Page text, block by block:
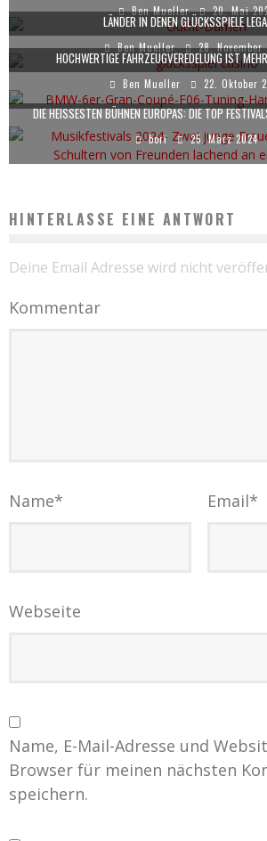
Ben Mueller 20. Mai
LÄNDER IN DENEN GLÜCKSSPIELE
Ben Mueller 28. November
HOCHWERTIGE FAHRZEUGVEREDELUNG IST
Ben Mueller 22. Oktober
DIE HEISSESTEN BÜHNEN EUROPAS: DIE TOP
bori 25. März 2024
HINTERLASSE EINE ANTWORT
Deine Email Adresse wird nicht
Kommentar
Name* Email*
Webseite
Name, E-Mail-Adresse und
Browser für meinen nächsten
speichern.